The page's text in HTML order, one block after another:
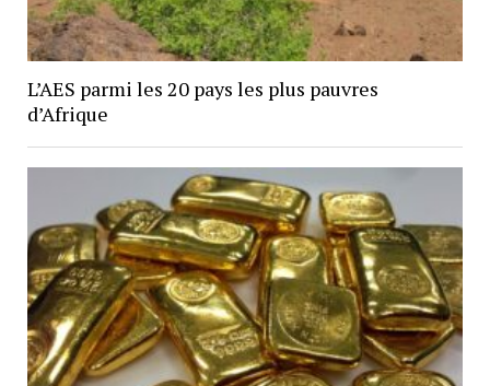
L’AES parmi les 20 pays les plus pauvres
d’Afrique